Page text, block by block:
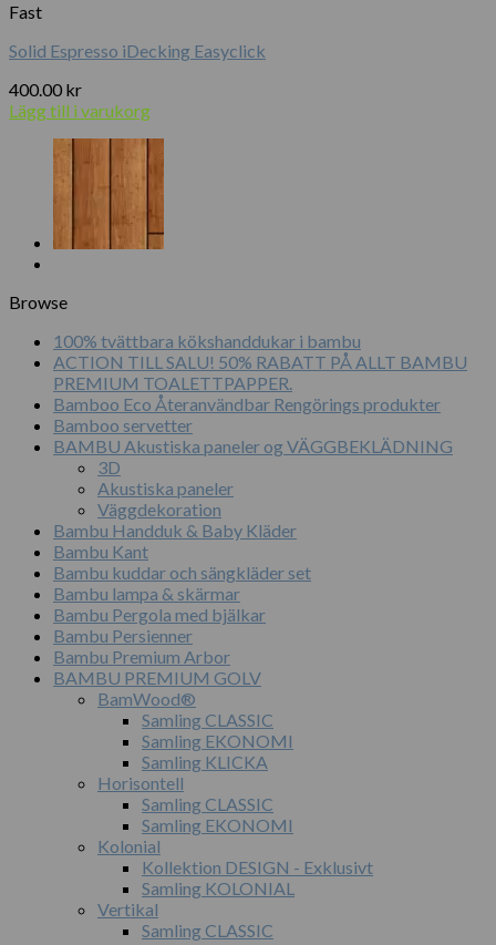
Fast
Solid Espresso iDecking Easyclick
400.00 kr
Lägg till i varukorg
Browse
100% tvättbara kökshanddukar i bambu
ACTION TILL SALU! 50% RABATT PÅ ALLT BAMBU
PREMIUM TOALETTPAPPER.
Bamboo Eco Återanvändbar Rengörings produkter
Bamboo servetter
BAMBU Akustiska paneler og VÄGGBEKLÄDNING
3D
Akustiska paneler
Väggdekoration
Bambu Handduk & Baby Kläder
Bambu Kant
Bambu kuddar och sängkläder set
Bambu lampa & skärmar
Bambu Pergola med bjälkar
Bambu Persienner
Bambu Premium Arbor
BAMBU PREMIUM GOLV
BamWood®
Samling CLASSIC
Samling EKONOMI
Samling KLICKA
Horisontell
Samling CLASSIC
Samling EKONOMI
Kolonial
Kollektion DESIGN - Exklusivt
Samling KOLONIAL
Vertikal
Samling CLASSIC